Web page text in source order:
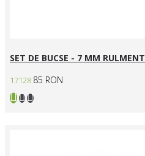
SET DE BUCSE - 7 MM RULMENT
17128 85 RON